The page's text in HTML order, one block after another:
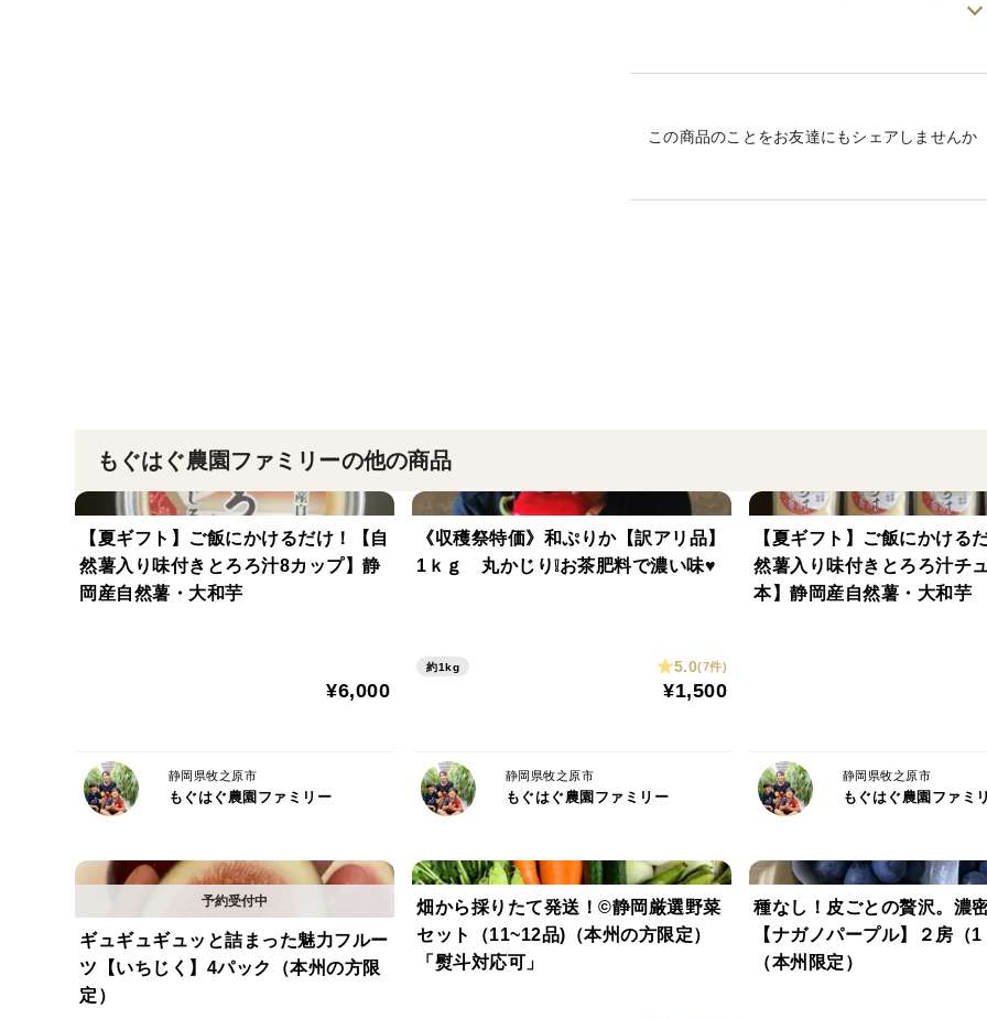
また、60サイズ段ボールの中に入る、コ
野菜にとって「採りたて」は、かなり重要
★化学農薬の最小化★
できる限り化学農薬を少なくしたい！
農薬にも色んな種類があり、害虫や菌を捕
菜を守る生物農薬の方法を積極的に用いて
★完熟＆採りたて出荷★
旬を迎えた野菜は、艶が増し、キラキラと
▼注文の注意点
※発送後の返品・返金等はお受けできませ
発送から2日以上お受け取りされなかった
この商品のことをお友達にもシェアしませんか
もぐはぐ農園ファミリーの他の商品
【夏ギフト】ご飯にかけるだけ！【自
然薯入り味付きとろろ汁8カップ】静
岡産自然薯・大和芋
¥6,000
静岡県牧之原市
もぐはぐ農園ファミリー
《収穫祭特価》和ぷりか【訳アリ品】
1ｋｇ 丸かじり❕お茶肥料で濃い味♥
約1kg 5.0(7件)
¥1,500
静岡県牧之原市
もぐはぐ農園ファミリー
【夏ギフト】ご飯にかける
然薯入り味付きとろろ汁チ
本】静岡産自然薯・大和芋
静岡県牧之原市
もぐはぐ農園ファミ
ギュギュギュッと詰まった魅力フルー
ツ【いちじく】4パック（本州の方限
定）
畑から採りたて発送！©静岡厳選野菜
セット（11~12品)（本州の方限定）
「熨斗対応可」
種なし！皮ごとの贅沢。濃
【ナガノパープル】２房（1
（本州限定）